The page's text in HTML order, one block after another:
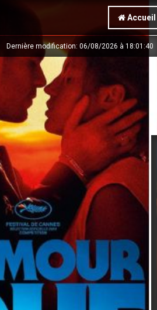
Accueil
Dernière modification: 06/08/2026 à 18:01:40